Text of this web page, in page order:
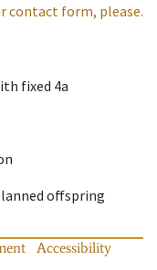
contact form, please.
fixed 4a
offspring
Accessibility